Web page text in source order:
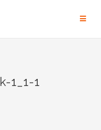
1_1-1